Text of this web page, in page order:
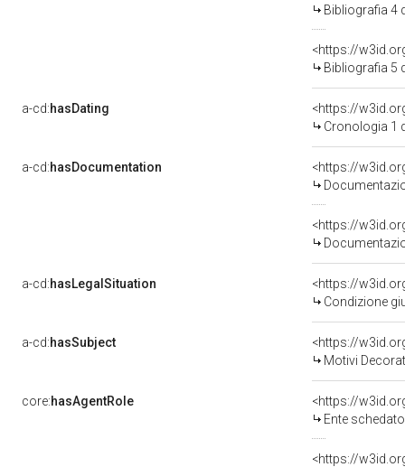
Bibliografia 4
<https://
Bibliografia 5
a-cd:hasDating
<https://
Cronologia 1
a-cd:hasDocumentation
a-cd:hasLegalSituation
Condizione
a-cd:hasSubject
<https://
Motivi
core:hasAgentRole
<https://
Ente schedatore del
<https://